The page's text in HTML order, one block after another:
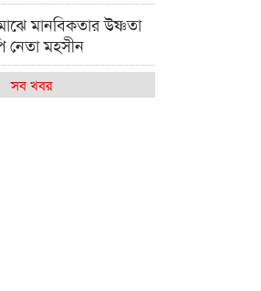
মানবিকতার উষ্ণতা
নেতা মহসীন
মিষ্টি বিকেল
সব খবর